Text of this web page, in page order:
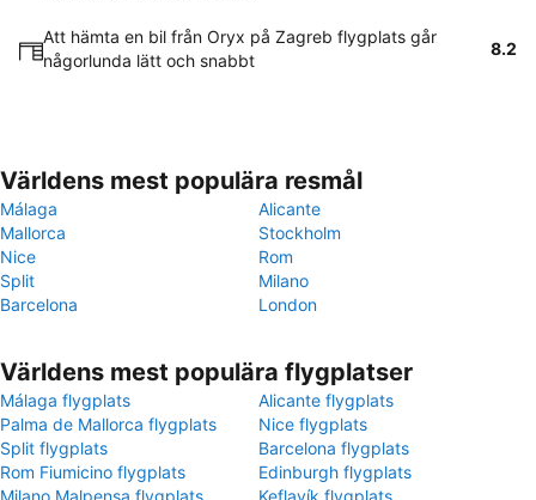
Att hämta en bil från Oryx på Zagreb flygplats går
någorlunda lätt och snabbt
8.2
Världens mest populära resmål
Málaga
Alicante
Mallorca
Stockholm
Nice
Rom
Split
Milano
Barcelona
London
Världens mest populära flygplatser
Málaga flygplats
Alicante flygplats
Palma de Mallorca flygplats
Nice flygplats
Split flygplats
Barcelona flygplats
Rom Fiumicino flygplats
Edinburgh flygplats
Milano Malpensa flygplats
Keflavík flygplats